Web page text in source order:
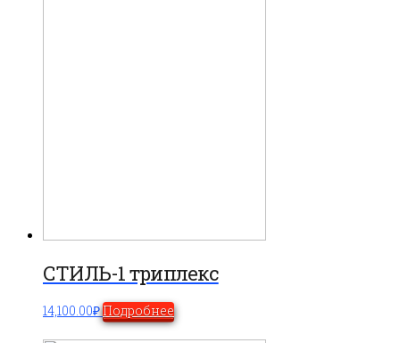
СТИЛЬ-1 триплекс
14,100.00₽ Подробнее